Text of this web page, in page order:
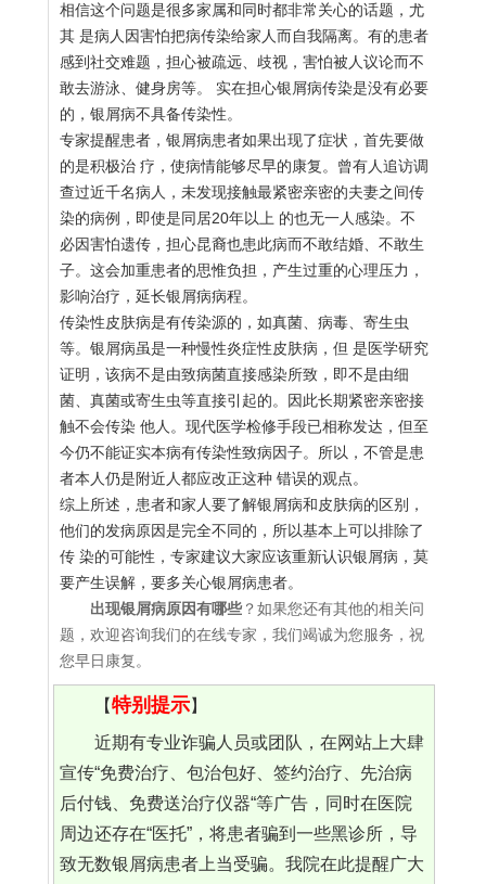
相信这个问题是很多家属和同时都非常关心的话题，尤
其 是病人因害怕把病传染给家人而自我隔离。有的患者
感到社交难题，担心被疏远、歧视，害怕被人议论而不
敢去游泳、健身房等。 实在担心银屑病传染是没有必要
的，银屑病不具备传染性。
专家提醒患者，银屑病患者如果出现了症状，首先要做
的是积极治 疗，使病情能够尽早的康复。曾有人追访调
查过近千名病人，未发现接触最紧密亲密的夫妻之间传
染的病例，即使是同居20年以上 的也无一人感染。不
必因害怕遗传，担心昆裔也患此病而不敢结婚、不敢生
子。这会加重患者的思惟负担，产生过重的心理压力，
影响治疗，延长银屑病病程。
传染性皮肤病是有传染源的，如真菌、病毒、寄生虫
等。银屑病虽是一种慢性炎症性皮肤病，但 是医学研究
证明，该病不是由致病菌直接感染所致，即不是由细
菌、真菌或寄生虫等直接引起的。因此长期紧密亲密接
触不会传染 他人。现代医学检修手段已相称发达，但至
今仍不能证实本病有传染性致病因子。所以，不管是患
者本人仍是附近人都应改正这种 错误的观点。
综上所述，患者和家人要了解银屑病和皮肤病的区别，
他们的发病原因是完全不同的，所以基本上可以排除了
传 染的可能性，专家建议大家应该重新认识银屑病，莫
要产生误解，要多关心银屑病患者。
出现银屑病原因有哪些 ？如果您还有其他的相关问
题，欢迎咨询我们的在线专家，我们竭诚为您服务，祝
您早日康复。
【特别提示】
近期有专业诈骗人员或团队，在网站上大肆
宣传“免费治疗、包治包好、签约治疗、先治病
后付钱、免费送治疗仪器“等广告，同时在医院
周边还存在“医托”，将患者骗到一些黑诊所，导
致无数银屑病患者上当受骗。我院在此提醒广大